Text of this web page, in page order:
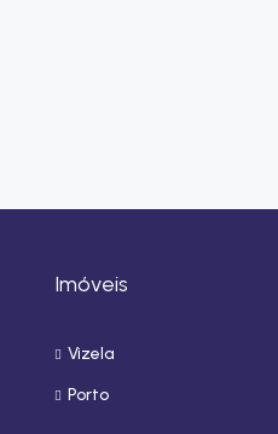
Imóveis
Vizela
Porto